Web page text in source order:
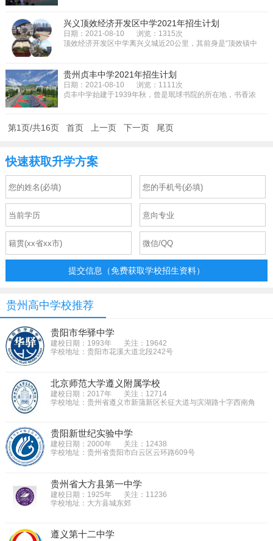
兴义顶效经济开发区中学2021年招生计划
日期：2021-08-10
浏览：1315次
顶效经济开发区中学离兴义城近20公里，其前身是“顶效镇中
贵州贞丰中学2021年招生计划
日期：2021-08-10
浏览：1111次
贞丰中学始建于1939年秋，曾是珉球书院的所在地，书香浓
第1页/共16页 首页 上一页 下一页 尾页
快速获取升学方案
提交信息（免费获取学校招生资料）
贵州高中学校推荐
贵阳市华驿中学
建校日期：1993年
关注：19642
学校地址：贵阳市花溪大道北段242号
北京师范大学遵义附属学校
建校日期：2017年
关注：12714
学校地址：贵州省遵义市新蒲新区长征大道与滨湖路十字西南角
贵阳新世纪实验中学
建校日期：2000年
关注：12438
学校地址：贵州省贵阳市白云区云环路609号
贵州省大方县第一中学
建校日期：1925年
关注：11236
学校地址：大方县城东郊
遵义第十二中学